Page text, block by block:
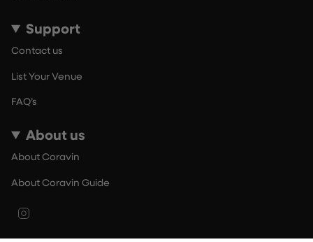
Support
Contact us
List Your Venue
FAQ’s
About us
About Coravin
About Coravin Guide